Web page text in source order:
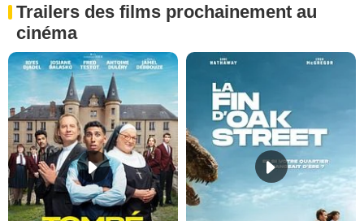
Trailers des films prochainement au
cinéma